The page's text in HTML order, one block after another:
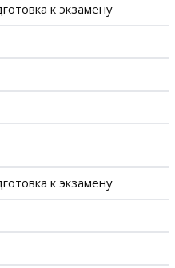
к экзамену
к экзамену